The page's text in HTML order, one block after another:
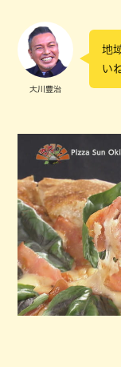
大川豊治
地
い